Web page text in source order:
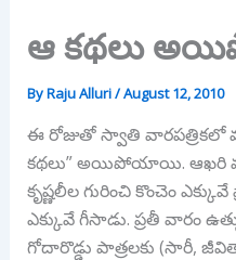
ఆ కథలు
ByRaju Alluri/August 12, 2010
ఈ రోజుతో స్వాతి వారపత్రికలో
కథలు” అయిపోయాయి. ఆఖరి
కృష్ణలీల గురించి కొంచెం
ఎక్కువే గీసాడు. ప్రతీ వారం
గోదారొడ్డు పాత్రలకు (సారీ,